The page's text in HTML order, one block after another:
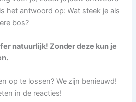
het antwoord op: Wat steek je als
bos?
natuurlijk! Zonder deze kun je
op te lossen? We zijn benieuwd!
in de reacties!